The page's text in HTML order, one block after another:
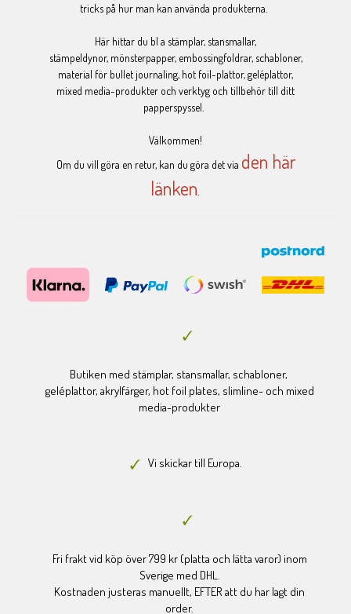
tricks på hur man kan använda produkterna.
Här hittar du bl a stämplar, stansmallar,
stämpeldynor, mönsterpapper, embossingfoldrar, schabloner,
material för bullet journaling, hot foil-plattor, geléplattor,
mixed media-produkter och verktyg och tillbehör till ditt
papperspyssel.
Välkommen!
Om du vill göra en retur, kan du göra det via den här
länken.
Butiken med stämplar, stansmallar, schabloner,
geléplattor, akrylfärger, hot foil plates, slimline- och mixed
media-produkter
Vi skickar till Europa.
Fri frakt vid köp över 799 kr (platta och lätta varor) inom
Sverige med DHL.
Kostnaden justeras manuellt, EFTER att du har lagt din
order.